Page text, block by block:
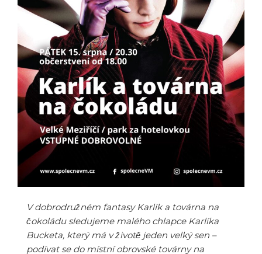
V dobrodružném fantasy Karlík a továrna na
čokoládu sledujeme malého chlapce Karlíka
Bucketa, který má v životě jeden velký sen –
podívat se do místní obrovské továrny na